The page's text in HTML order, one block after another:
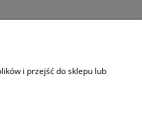
i przejść do sklepu lub